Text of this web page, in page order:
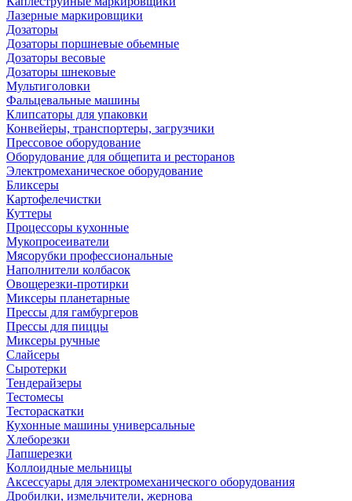
Лазерные маркировщики
Дозаторы
Дозаторы поршневые обьемные
Дозаторы весовые
Дозаторы шнековые
Мультиголовки
Фальцевальные машины
Клипсаторы для упаковки
Конвейеры, транспортеры, загрузчики
Прессовое оборудование
Оборудование для общепита и ресторанов
Электромеханическое оборудование
Бликсеры
Картофелечистки
Куттеры
Процессоры кухонные
Мукопросеиватели
Мясорубки профессиональные
Наполнители колбасок
Овощерезки-протирки
Миксеры планетарные
Прессы для гамбургеров
Прессы для пиццы
Миксеры ручные
Слайсеры
Сыротерки
Тендерайзеры
Тестомесы
Тестораскатки
Кухонные машины универсальные
Хлеборезки
Лапшерезки
Коллоидные мельницы
Аксессуары для электромеханического оборудования
Дробилки, измельчители, жернова